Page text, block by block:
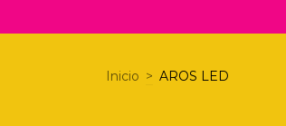
Inicio > AROS LED